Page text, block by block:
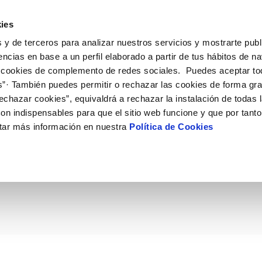
y de terceros para analizar nuestros servicios y mostrarte
en base a un perfil elaborado a partir de tus hábitos de
de complemento de redes sociales. Puedes aceptar
También puedes permitir o rechazar las cookies de forma
cookies”, equivaldrá a rechazar la instalación de todas
indispensables para que el sitio web funcione y que por
más información en nuestra Política de Cookies
de titular
de suministro
MODIFICACIÓN DE DATOS
Actualizar datos bancários
Actualizar datos de
Tu Servicio
AL CLIENTE
contacto
COMPROMISO DE SERVICIO
Carta de compromisos
Customer Counsel (Defensa del
Tu Agua
del agua
consumidor
CUIDADOS DEL AGUA
Consejos de ahorro
Depósitos comunitarios
comunitarios
Conócenos
DE GESTIÓN Y CERTIFICADOS
PERFIL DEL CONTRATANTE
Plataforma de contratación del
público
Licitaciones en curso
entrega los